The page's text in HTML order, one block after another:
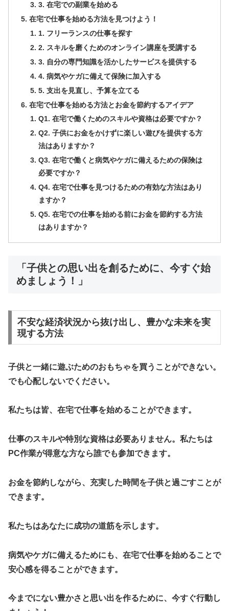
3. 在宅での副業を始める
在宅で仕事を始める方法を見つけよう！
1. フリーランスの仕事を探す
2. スキルを磨くためのオンライン講座を受講する
3. 自分の専門知識を活かしたサービスを提供する
4. 病気やケガに備えて保険に加入する
5. 支出を見直し、予算を立てる
在宅で仕事を始める方法とお金を節約するアイデア
Q1. 在宅で働くためのスキルや資格は必要ですか？
Q2. 子供にお金をかけずに楽しい遊びを提供する方
法はありますか？
Q3. 在宅で働くと病気やケガに備えるための保険は
必要ですか？
Q4. 在宅で仕事を見つけるための有効な方法はあり
ますか？
Q5. 在宅での仕事を始める前にお金を節約する方法
はありますか？
「子供との思い出を創るために、今すぐ始
めましょう！」
不安な経済状況から抜け出し、豊かな未来を実
現する方法
子供と一緒に遊ぶためのおもちゃを買うことができない。
でも心配しないでください。
私たちは皆、在宅で仕事を始めることができます。
仕事のスキルや特別な資格は必要ありません。私たちは
PC作業が得意な方なら誰でも参加できます。
お金を節約しながら、充実した時間を子供と過ごすことが
できます。
私たちはあなたに成功の道筋を示します。
病気やケガに備えるためにも、在宅で仕事を始めることで
安心感を得ることができます。
今までにない豊かさと思い出を作るために、今すぐ行動し